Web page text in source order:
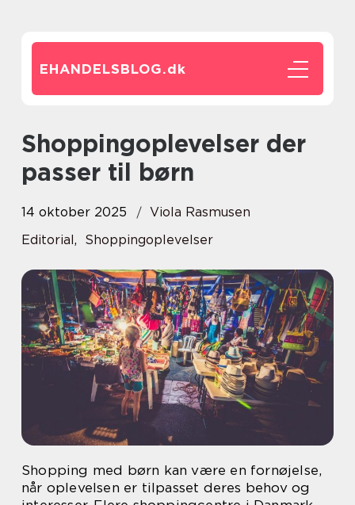
EHANDELSBLOG.dk
Shoppingoplevelser der
passer til børn
14 oktober 2025
Viola Rasmusen
Editorial, Shoppingoplevelser
Shopping med børn kan være en fornøjelse,
når oplevelsen er tilpasset deres behov og